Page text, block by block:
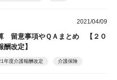
2021/04/09
留意事項やＱＡまとめ 【２０
酬改定】
年度介護報酬改定 介護保険